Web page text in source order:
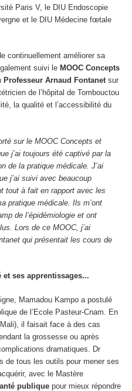
Paris V, le DIU Endoscopie
et le DIU Médecine fœtale
continuellement améliorer sa
suivi le MOOC Concepts
Professeur Arnaud Fontanetsur
de l’hôpital de Tombouctou
la qualité et l’accessibilité du
sur le MOOC Concepts et
j’ai toujours été captivé par la
de la pratique médicale. J’ai
j’ai suivi avec beaucoup
tout à fait en rapport avec les
pratique médicale. Ils m’ont
de l’épidémiologie et ont
Lors de ce MOOC, j’ai
qui présentait les cours de
ses apprentissages...
Mamadou Kampo a postulé
de l’Ecole Pasteur-Cnam. En
il faisait face à des cas
la grossesse ou après
dramatiques. Dr
de tous les outils pour mener ses
avec le Mastère
publique pour mieux répondre